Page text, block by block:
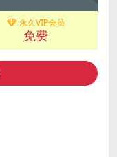
永久VIP会员
免费